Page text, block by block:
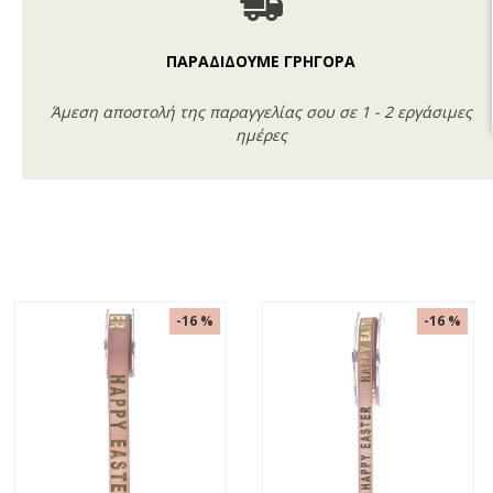
ΠΑΡΑΔΙΔΟΥΜΕ ΓΡΗΓΟΡΑ
Άμεση αποστολή της παραγγελίας σου σε 1 - 2 εργάσιμες
ημέρες
-16 % -16 %